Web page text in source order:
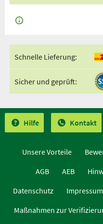
Schnelle Lieferung:
Sicher und geprüft:
Hilfe Kontakt
Unsere Vorteile
AGB
AEB
Datenschutz
Impressum
Maßnahmen zur